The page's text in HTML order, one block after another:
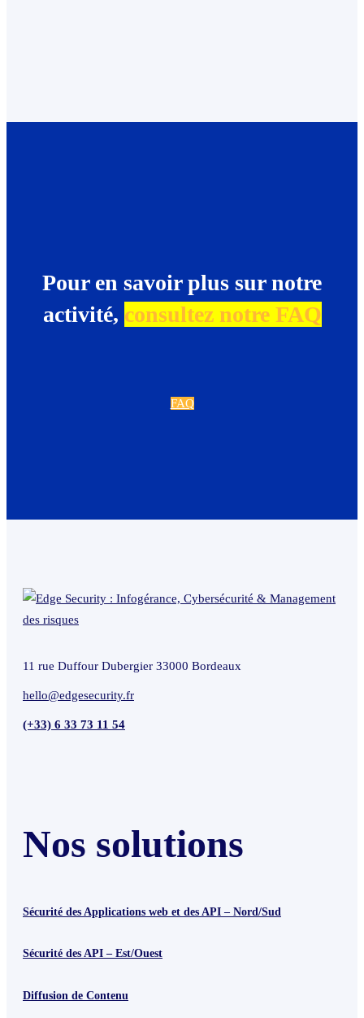
Pour en savoir plus sur notre
activité, consultez notre FAQ
FAQ
11 rue Duffour Dubergier 33000 Bordeaux
hello@edgesecurity.fr
(+33) 6 33 73 11 54
Nos solutions
Sécurité des Applications web et des API – Nord/Sud
Sécurité des API – Est/Ouest
Diffusion de Contenu